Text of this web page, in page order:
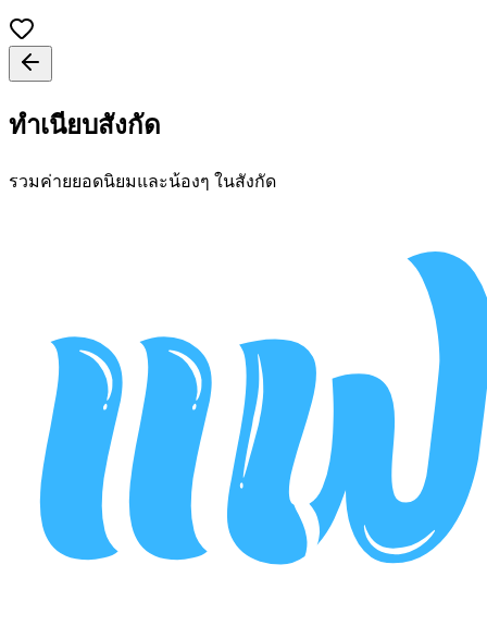
ทำเนียบสังกัด
รวมค่ายยอดนิยมและน้องๆ ในสังกัด